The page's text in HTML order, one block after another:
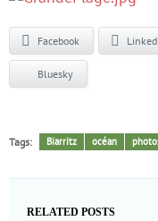
Facebook
Bluesky
Tags: Biarritz océan
RELATED POSTS